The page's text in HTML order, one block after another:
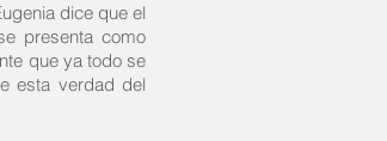
dice que el
presenta como
que ya todo se
esta verdad del